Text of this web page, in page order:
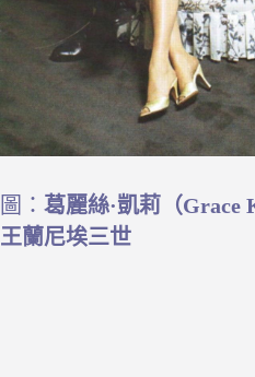
圖： 葛麗絲·凱莉（Grace
王蘭尼埃三世